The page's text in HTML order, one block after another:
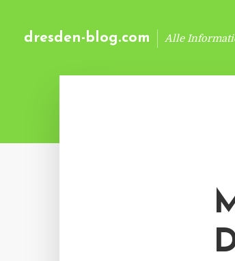
dresden-blog.com Alle